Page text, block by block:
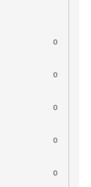
0
0
0
0
0